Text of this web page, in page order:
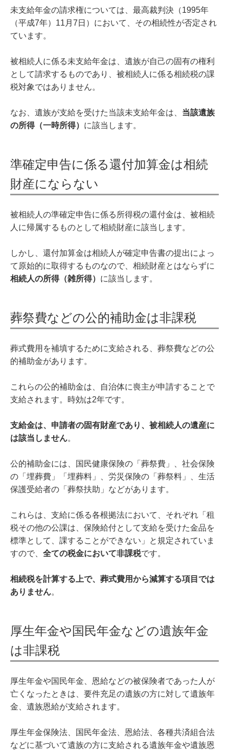
未支給年金の請求権については、最高裁判決（1995年
（平成7年）11月7日）において、その相続性が否定され
ています。
被相続人に係る未支給年金は、遺族が自己の固有の権利
として請求するものであり、被相続人に係る相続税の課
税対象ではありません。
なお、遺族が支給を受けた当該未支給年金は、 当該遺族
の所得（一時所得） に該当します。
準確定申告に係る還付加算金は相続
財産にならない
被相続人の準確定申告に係る所得税の還付金は、被相続
人に帰属するものとして相続財産に該当します。
しかし、還付加算金は相続人が確定申告書の提出によっ
て原始的に取得するものなので、相続財産とはならずに
相続人の所得（雑所得） に該当します。
葬祭費などの公的補助金は非課税
葬式費用を補填するために支給される、葬祭費などの公
的補助金があります。
これらの公的補助金は、自治体に喪主が申請することで
支給されます。時効は2年です。
支給金は、申請者の固有財産であり、被相続人の遺産に
は該当しません。
公的補助金には、国民健康保険の「葬祭費」、社会保険
の「埋葬費」「埋葬料」、労災保険の「葬祭料」、生活
保護受給者の「葬祭扶助」などがあります。
これらは、支給に係る各根拠法において、それぞれ「租
税その他の公課は、保険給付として支給を受けた金品を
標準として、課することができない」と規定されていま
すので、 全ての税金において非課税です。
相続税を計算する上で、葬式費用から減算する項目では
ありません。
厚生年金や国民年金などの遺族年金
は非課税
厚生年金や国民年金、恩給などの被保険者であった人が
亡くなったときは、要件充足の遺族の方に対して遺族年
金、遺族恩給が支給されます。
厚生年金保険法、国民年金法、恩給法、各種共済組合法
などに基づいて遺族の方に支給される遺族年金や遺族恩